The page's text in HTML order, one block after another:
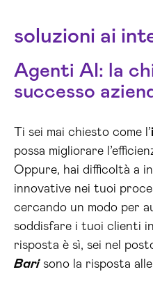
soluzioni ai
Agenti AI: la
successo
Ti sei mai chiesto come l’
possa migliorare
Oppure, hai difficoltà a
innovative nei tuoi
cercando un modo per
soddisfare i tuoi clienti
risposta è sì, sei nel
Barisono la risposta